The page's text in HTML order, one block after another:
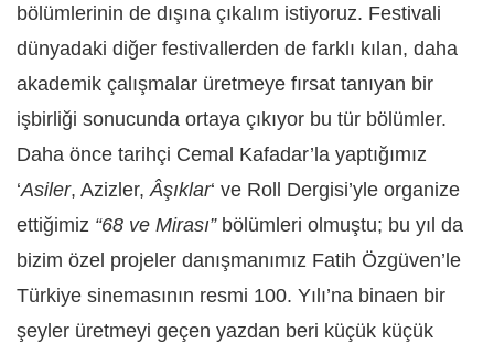
bölümlerinin de dışına çıkalım istiyoruz. Festivali
dünyadaki diğer festivallerden de farklı kılan, daha
akademik çalışmalar üretmeye fırsat tanıyan bir
işbirliği sonucunda ortaya çıkıyor bu tür bölümler.
Daha önce tarihçi Cemal Kafadar’la yaptığımız
‘Asiler, Azizler,Âşıklar‘ ve Roll Dergisi’yle organize
ettiğimiz “68 ve Mirası”bölümleri olmuştu; bu yıl da
bizim özel projeler danışmanımız Fatih Özgüven’le
Türkiye sinemasının resmi 100. Yılı’na binaen bir
şeyler üretmeyi geçen yazdan beri küçük küçük